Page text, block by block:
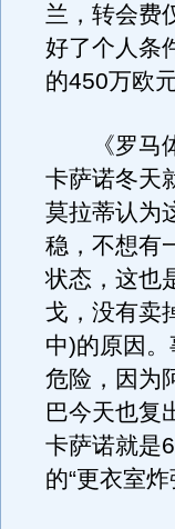
兰，转会费
好了个人条
的450万欧元
《罗马体
卡萨诺冬天
莫拉蒂认为
稳，不想有
状态，这也
戈，没有卖
中)的原因
危险，因为
巴今天也复
卡萨诺就是
的“更衣室炸